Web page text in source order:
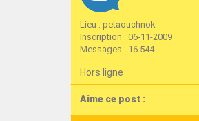
Lieu : petaouchnok
Inscription : 06-11-2009
Messages : 16 544
Hors ligne
Aime ce post :